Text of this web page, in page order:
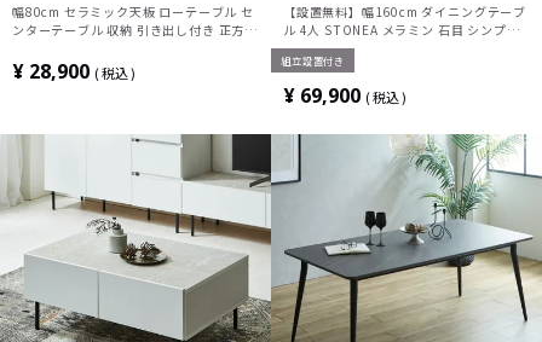
幅80cm セラミック天板 ローテーブル セ
ンターテーブル 収納 引き出し付き 正方形
モダン グレー ブラック 完成品
¥ 28,900 税込
【設置無料】幅160cm ダイニングテーブ
ル 4人 STONEA メラミン 石目 シンプル
モダン テーブル 長方形 食卓テーブル お
しゃれ かっこいい 白 ホワイト グレー
組立設置付き
¥ 69,900 税込